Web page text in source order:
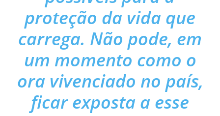
proteção da vida que
carrega. Não pode, em
um momento como o
ora vivenciado no país,
ficar exposta a esse